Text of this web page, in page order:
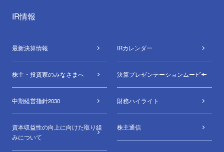
IR情報
最新決算情報 IRカレンダー
株主・投資家のみなさまへ 決算プレゼンテーションムービー
中期経営指針2030 財務ハイライト
資本収益性の向上に向けた取り組
みについて
株主通信